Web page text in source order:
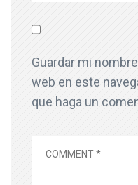
Guardar mi
web en este
que haga un